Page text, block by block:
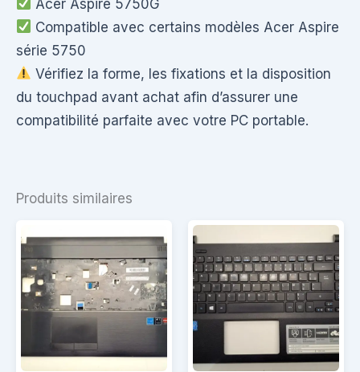
Acer Aspire 5750G
Compatible avec certains modèles Acer Aspire
série 5750
Vérifiez la forme, les fixations et la disposition
du touchpad avant achat afin d’assurer une
compatibilité parfaite avec votre PC portable.
Produits similaires